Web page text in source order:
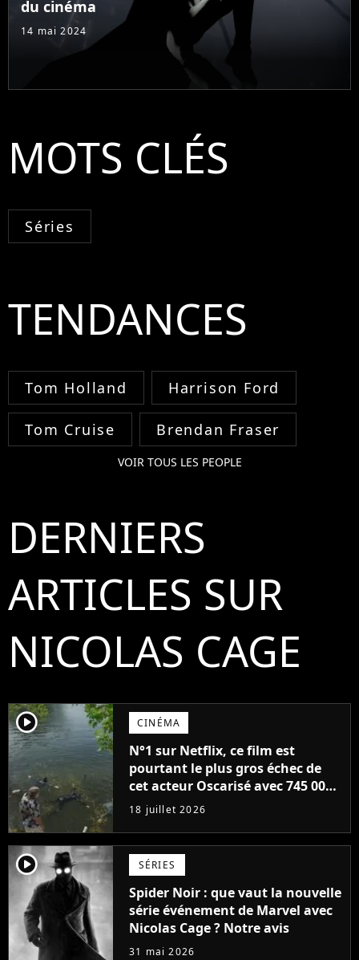
du cinéma
14 mai 2024
MOTS CLÉS
Séries
TENDANCES
Tom Holland Harrison Ford
Tom Cruise Brendan Fraser
VOIR TOUS LES PEOPLE
DERNIERS
ARTICLES SUR
NICOLAS CAGE
player2 CINÉMA
N°1 sur Netflix, ce film est
pourtant le plus gros échec de
cet acteur Oscarisé avec 745 000
dollars de recettes au box-office
18 juillet 2026
player2 SÉRIES
Spider Noir : que vaut la nouvelle
série événement de Marvel avec
Nicolas Cage ? Notre avis
31 mai 2026